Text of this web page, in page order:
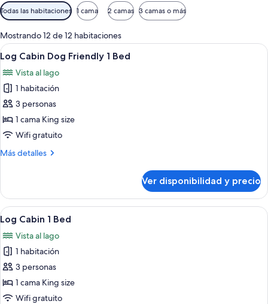
Filtros
disponibles
para
las
habitaciones
Todas las habitaciones 1 cama 2 camas 3 camas o más
Mostrando 12 de 12 habitaciones
Ver
todas
las
fotos
de
Log
Cabin
Friendly
3
Log Cabin Dog Friendly 1 Bed
Vista al lago
1 habitación
3 personas
1 cama King size
Wifi gratuito
Más detalles
Más
Cabin
Dog
Friendly
Bed
Ver disponibilidad y precio
Ver
todas
las
fotos
de
Log
Cabin
3
Log Cabin 1 Bed
Vista al lago
1 habitación
3 personas
1 cama King size
Wifi gratuito